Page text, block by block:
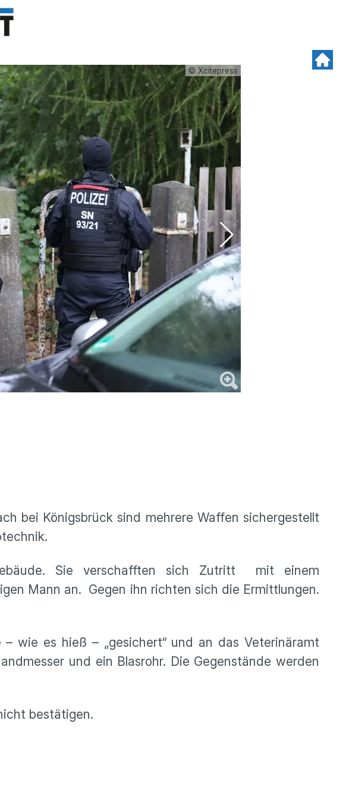
© Xcitepress
bei Königsbrück sind mehrere Waffen sichergestellt
Sie verschafften sich Zutritt mit einem
Mann an. Gegen ihn richten sich die Ermittlungen.
wie es hieß – „gesichert“ und an das Veterinäramt
und ein Blasrohr. Die Gegenstände werden
bestätigen.